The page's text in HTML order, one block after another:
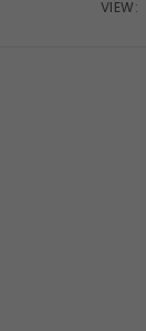
VIEW: